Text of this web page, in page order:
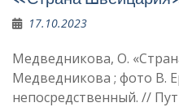
17.10.2023
Медведникова, О.
Медведникова ; фото В.
непосредственный. //